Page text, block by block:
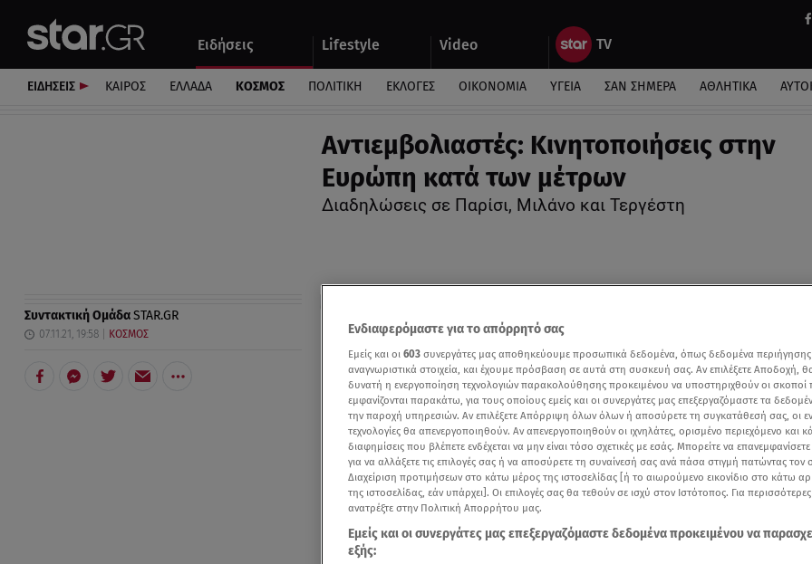
Ειδήσεις Lifestyle Video
Αυτοκίνητο
ΕΙΔΗΣΕΙΣ ΚΑΙΡΟΣ ΕΛΛΑΔΑ ΚΟΣΜΟΣ ΠΟΛΙΤΙΚΗ ΕΚΛΟΓΕΣ ΟΙΚΟΝΟΜΙΑ ΥΓΕΙΑ ΣΑΝ ΣΗΜΕΡΑ ΑΘΛΗΤΙΚΑ
Αντιεμβολιαστές: Κινητοποιήσεις στην
Ευρώπη κατά των μέτρων
Διαδηλώσεις σε Παρίσι, Μιλάνο και Τεργέστη
Συντακτική ΟμάδαSTAR.GR
07.11.21, 19:58 ΚΟΣΜΟΣ Ενδιαφερόμαστε για το απόρρητό σας
Εμείς και οι 603 συνεργάτες μας αποθηκεύουμε προσωπικά δεδομένα, όπως δεδομένα
αναγνωριστικά στοιχεία, και έχουμε πρόσβαση σε αυτά στη συσκευή σας. Αν επιλέξετε Αποδοχή,
δυνατή η ενεργοποίηση τεχνολογιών παρακολούθησης προκειμένου να υποστηριχθούν οι σκοποί
εμφανίζονται παρακάτω, για τους οποίους εμείς και οι συνεργάτες μας επεξεργαζόμαστε τα
την παροχή υπηρεσιών. Αν επιλέξετε Απόρριψη όλων όλων ή αποσύρετε τη συγκατάθεσή σας, οι
τεχνολογίες θα απενεργοποιηθούν. Αν απενεργοποιηθούν οι ιχνηλάτες, ορισμένο περιεχόμενο και
διαφημίσεις που βλέπετε ενδέχεται να μην είναι τόσο σχετικές με εσάς. Μπορείτε να
για να αλλάξετε τις επιλογές σας ή να αποσύρετε τη συναίνεσή σας ανά πάσα στιγμή πατώντας τον
Διαχείριση προτιμήσεων στο κάτω μέρος της ιστοσελίδας [ή το αιωρούμενο εικονίδιο στο κάτω
της ιστοσελίδας, εάν υπάρχει]. Οι επιλογές σας θα τεθούν σε ισχύ στον Ιστότοπος. Για
ανατρέξτε στην Πολιτική Απορρήτου μας.
Εμείς και οι συνεργάτες μας επεξεργαζόμαστε δεδομένα προκειμένου να
εξής: